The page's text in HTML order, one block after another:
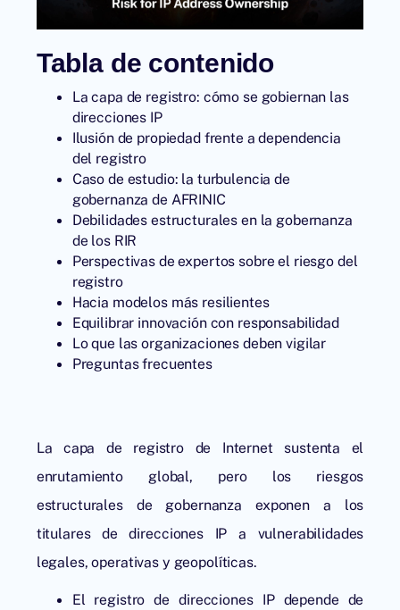
Tabla de contenido
La capa de registro: cómo se gobiernan las
direcciones IP
Ilusión de propiedad frente a dependencia
del registro
Caso de estudio: la turbulencia de
gobernanza de AFRINIC
Debilidades estructurales en la gobernanza
de los RIR
Perspectivas de expertos sobre el riesgo del
registro
Hacia modelos más resilientes
Equilibrar innovación con responsabilidad
Lo que las organizaciones deben vigilar
Preguntas frecuentes
La capa de registro de Internet sustenta el
enrutamiento global, pero los riesgos
estructurales de gobernanza exponen a los
titulares de direcciones IP a vulnerabilidades
legales, operativas y geopolíticas.
El registro de direcciones IP depende de